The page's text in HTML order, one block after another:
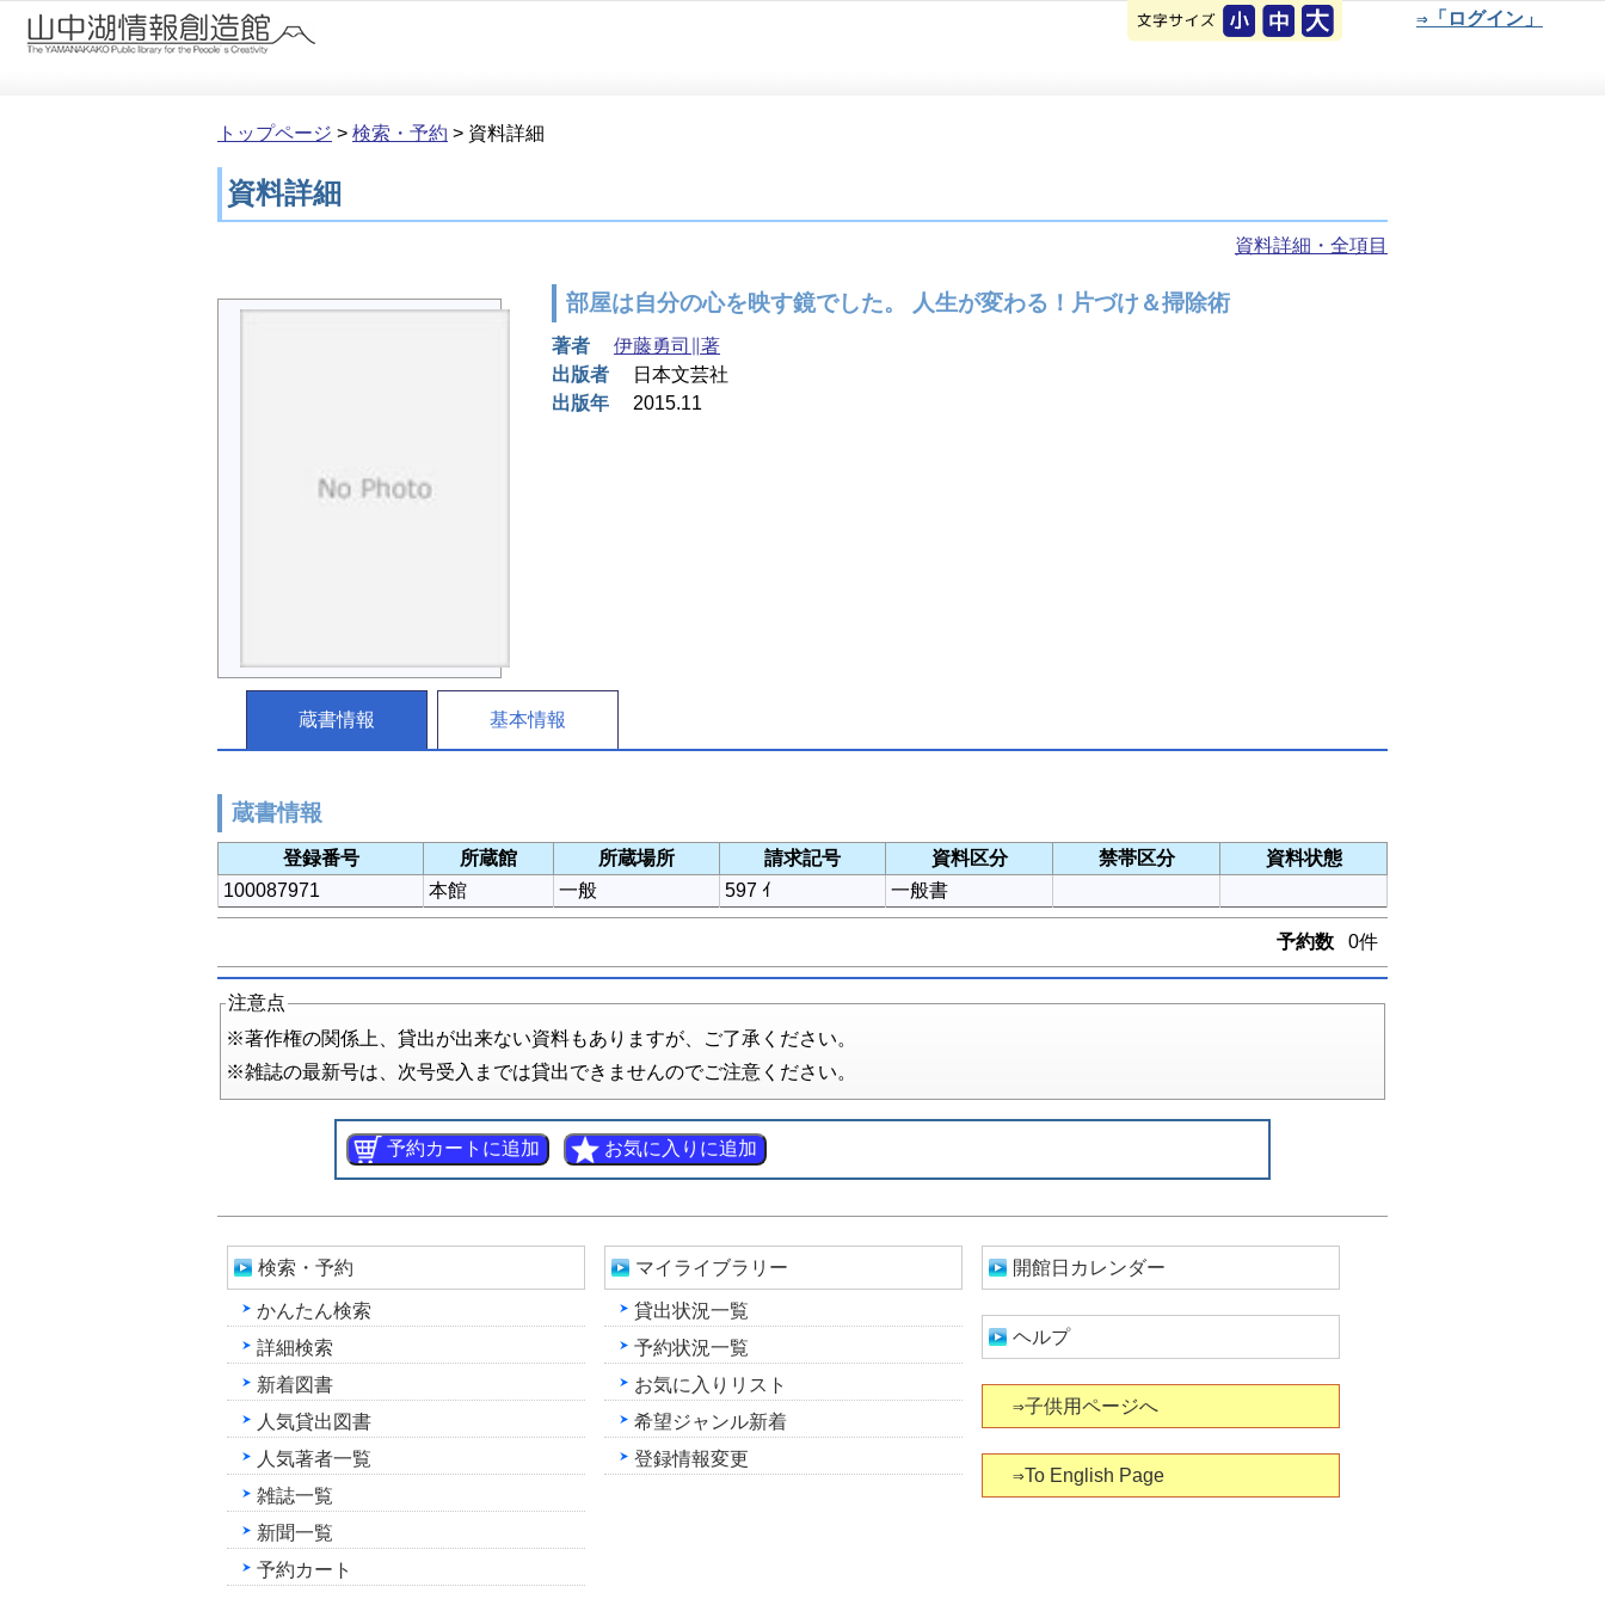
本文へ移動 ⇒「ログイン」
トップページ > 検索・予約 > 資料詳細
資料詳細
資料詳細・全項目
部屋は自分の心を映す鏡でした。 人生が変わる！片づけ＆掃除術
著者
伊藤勇司∥著
出版者
日本文芸社
出版年
2015.11
蔵書情報 基本情報
蔵書情報
登録番号 所蔵館 所蔵場所 請求記号 資料区分 禁帯区分
資料状態
100087971
本館 一般 597 ｲ 一般書
予約数 0件
注意点
※著作権の関係上、貸出が出来ない資料もありますが、ご了承ください。
※雑誌の最新号は、次号受入までは貸出できませんのでご注意ください。
検索・予約
かんたん検索
詳細検索
新着図書
人気貸出図書
人気著者一覧
雑誌一覧
新聞一覧
予約カート
マイライブラリー
貸出状況一覧
予約状況一覧
お気に入りリスト
希望ジャンル新着
登録情報変更
開館日カレンダー
ヘルプ
⇒子供用ページへ
⇒To English Page